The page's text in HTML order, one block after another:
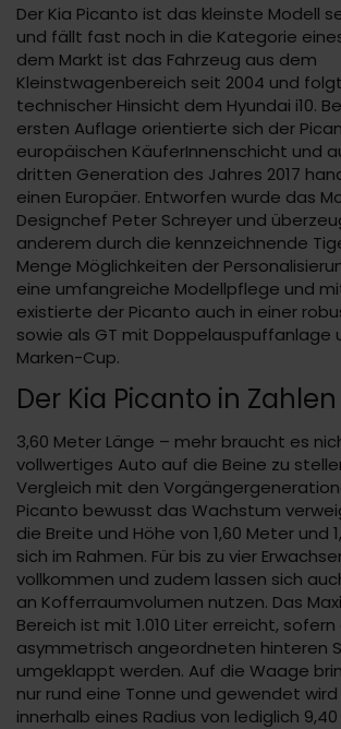
Der Kia Picanto ist das kleinste Modell
und fällt fast noch in die Kategorie
dem Markt ist das Fahrzeug aus dem
Kleinstwagenbereich seit 2004 und
technischer Hinsicht dem Hyundai i10.
ersten Auflage orientierte sich der
europäischen KäuferInnenschicht und
dritten Generation des Jahres 2017
einen Europäer. Entworfen wurde das
Designchef Peter Schreyer und
anderem durch die kennzeichnende
Menge Möglichkeiten der
eine umfangreiche Modellpflege und
existierte der Picanto auch in einer
sowie als GT mit Doppelauspuffanlage
Marken-Cup.
Der Kia Picanto in Zahlen
3,60 Meter Länge – mehr braucht es
vollwertiges Auto auf die Beine zu
Vergleich mit den
Picanto bewusst das Wachstum
die Breite und Höhe von 1,60 Meter und
sich im Rahmen. Für bis zu vier
vollkommen und zudem lassen sich
an Kofferraumvolumen nutzen. Das
Bereich ist mit 1.010 Liter erreicht, sofern
asymmetrisch angeordneten hinteren
umgeklappt werden. Auf die Waage
nur rund eine Tonne und gewendet
innerhalb eines Radius von lediglich